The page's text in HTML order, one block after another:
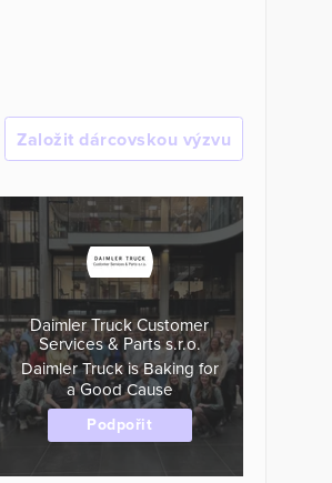
Založit dárcovskou výzvu
Daimler Truck Customer
Services & Parts s.r.o.
Daimler Truck is Baking for
a Good Cause
Podpořit